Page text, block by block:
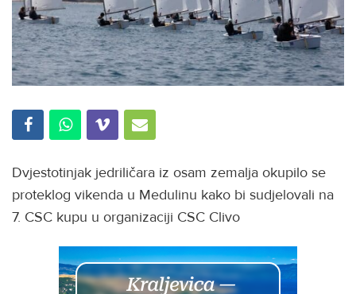
Dvjestotinjak jedriličara iz osam zemalja okupilo se
proteklog vikenda u Medulinu kako bi sudjelovali na
7. CSC kupu u organizaciji CSC Clivo